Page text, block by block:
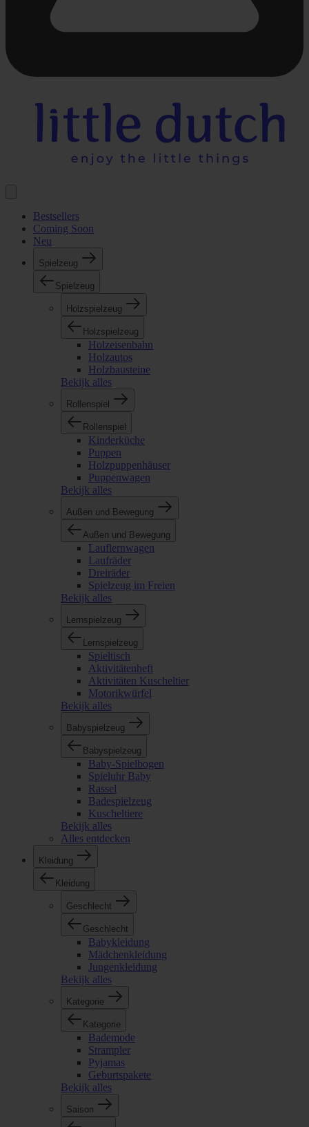
Bestsellers
Coming Soon
Neu
Spielzeug
Spielzeug
Holzspielzeug
Holzspielzeug
Holzeisenbahn
Holzautos
Holzbausteine
Bekijk alles
Rollenspiel
Rollenspiel
Kinderküche
Puppen
Holzpuppenhäuser
Puppenwagen
Bekijk alles
Außen und Bewegung
Außen und Bewegung
Lauflernwagen
Laufräder
Dreiräder
Spielzeug im Freien
Bekijk alles
Lernspielzeug
Lernspielzeug
Spieltisch
Aktivitätenheft
Aktivitäten Kuscheltier
Motorikwürfel
Bekijk alles
Babyspielzeug
Babyspielzeug
Baby-Spielbogen
Spieluhr Baby
Rassel
Badespielzeug
Kuscheltiere
Bekijk alles
Alles entdecken
Kleidung
Kleidung
Geschlecht
Geschlecht
Babykleidung
Mädchenkleidung
Jungenkleidung
Bekijk alles
Kategorie
Kategorie
Bademode
Strampler
Pyjamas
Geburtspakete
Bekijk alles
Saison